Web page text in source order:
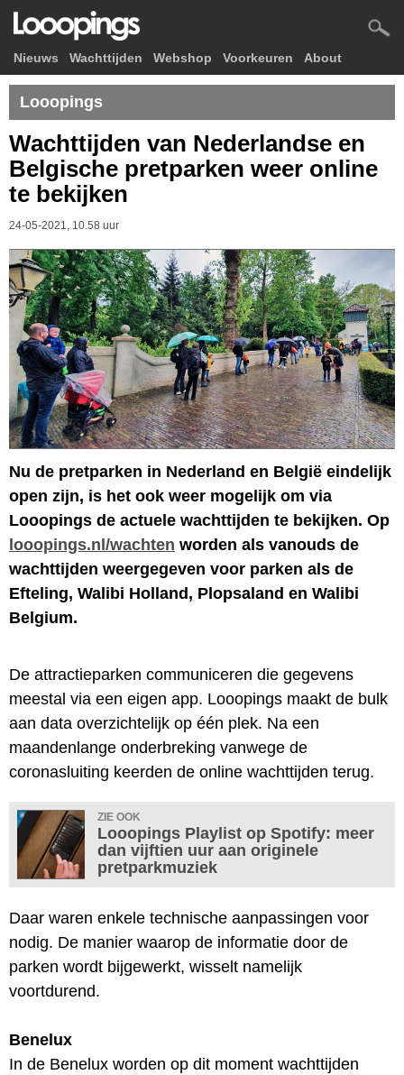
Nieuws Wachttijden Webshop Voorkeuren About
Looopings
Wachttijden van Nederlandse en
Belgische pretparken weer online
te bekijken
24-05-2021, 10.58 uur
Nu de pretparken in Nederland en België eindelijk
open zijn, is het ook weer mogelijk om via
Looopings de actuele wachttijden te bekijken. Op
looopings.nl/wachten worden als vanouds de
wachttijden weergegeven voor parken als de
Efteling, Walibi Holland, Plopsaland en Walibi
Belgium.
De attractieparken communiceren die gegevens
meestal via een eigen app. Looopings maakt de bulk
aan data overzichtelijk op één plek. Na een
maandenlange onderbreking vanwege de
coronasluiting keerden de online wachttijden terug.
ZIE OOK
Looopings Playlist op Spotify: meer
dan vijftien uur aan originele
pretparkmuziek
Daar waren enkele technische aanpassingen voor
nodig. De manier waarop de informatie door de
parken wordt bijgewerkt, wisselt namelijk
voortdurend.
Benelux
In de Benelux worden op dit moment wachttijden